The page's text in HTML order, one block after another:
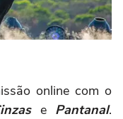
online com o
e Pantanal.